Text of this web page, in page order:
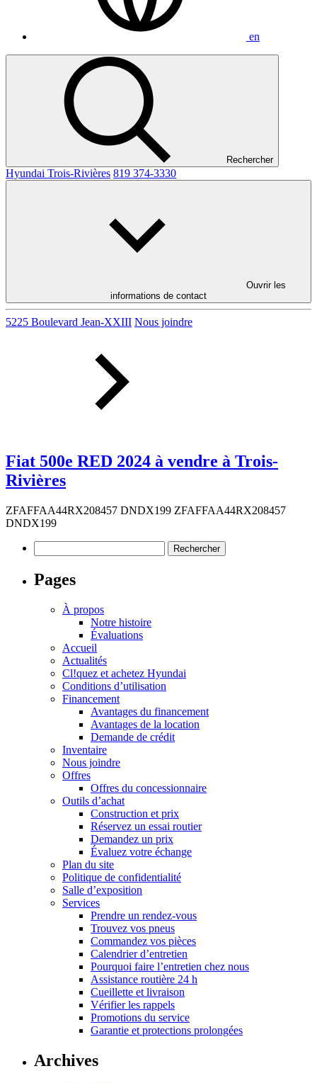
en
Rechercher
Hyundai Trois-Rivières 819 374-3330
Ouvrir les
informations de contact
5225 Boulevard Jean-XXIII Nous joindre
Fiat 500e RED 2024 à vendre à Trois-
Rivières
ZFAFFAA44RX208457 DNDX199 ZFAFFAA44RX208457
DNDX199
Pages
À propos
Notre histoire
Évaluations
Accueil
Actualités
Cl!quez et achetez Hyundai
Conditions d’utilisation
Financement
Avantages du financement
Avantages de la location
Demande de crédit
Inventaire
Nous joindre
Offres
Offres du concessionnaire
Outils d’achat
Construction et prix
Réservez un essai routier
Demandez un prix
Évaluez votre échange
Plan du site
Politique de confidentialité
Salle d’exposition
Services
Prendre un rendez-vous
Trouvez vos pneus
Commandez vos pièces
Calendrier d’entretien
Pourquoi faire l’entretien chez nous
Assistance routière 24 h
Cueillette et livraison
Vérifier les rappels
Promotions du service
Garantie et protections prolongées
Archives